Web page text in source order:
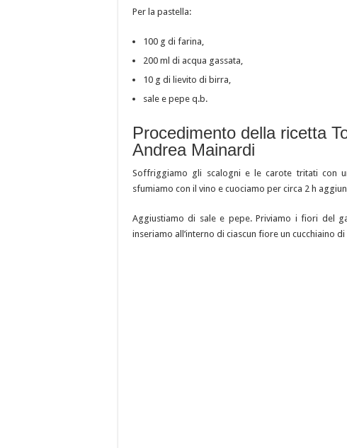
Per la pastella:
100 g di farina,
200 ml di acqua gassata,
10 g di lievito di birra,
sale e pepe q.b.
Procedimento della ricetta
Andrea Mainardi
Soffriggiamo gli scalogni e le carote tritati con
sfumiamo con il vino e cuociamo per circa 2 h
Aggiustiamo di sale e pepe. Priviamo i fiori del
inseriamo all’interno di ciascun fiore un cucchiaino